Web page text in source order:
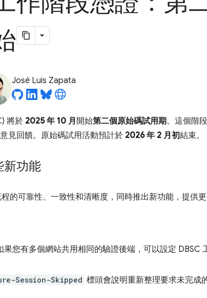
José Luis Zapata
將於 2025 年 10 月 開始第二個原始碼試用期。這個階
見回饋。原始碼試用活動預計於 2026 年 2 月初結束。
新功能
的可靠性、一致性和清晰度，同時推出新功能，提供更
果您有多個網站共用相同的驗證後端，可以設定 DBSC
Session-Skipped 標頭會說明重新整理要求未完成